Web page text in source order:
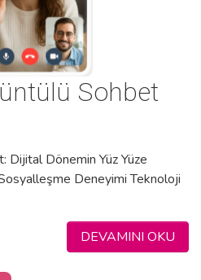
Sohbet
Dijital Dönemin Yüz Yüze
Deneyimi Teknoloji
DEVAMINI OKU